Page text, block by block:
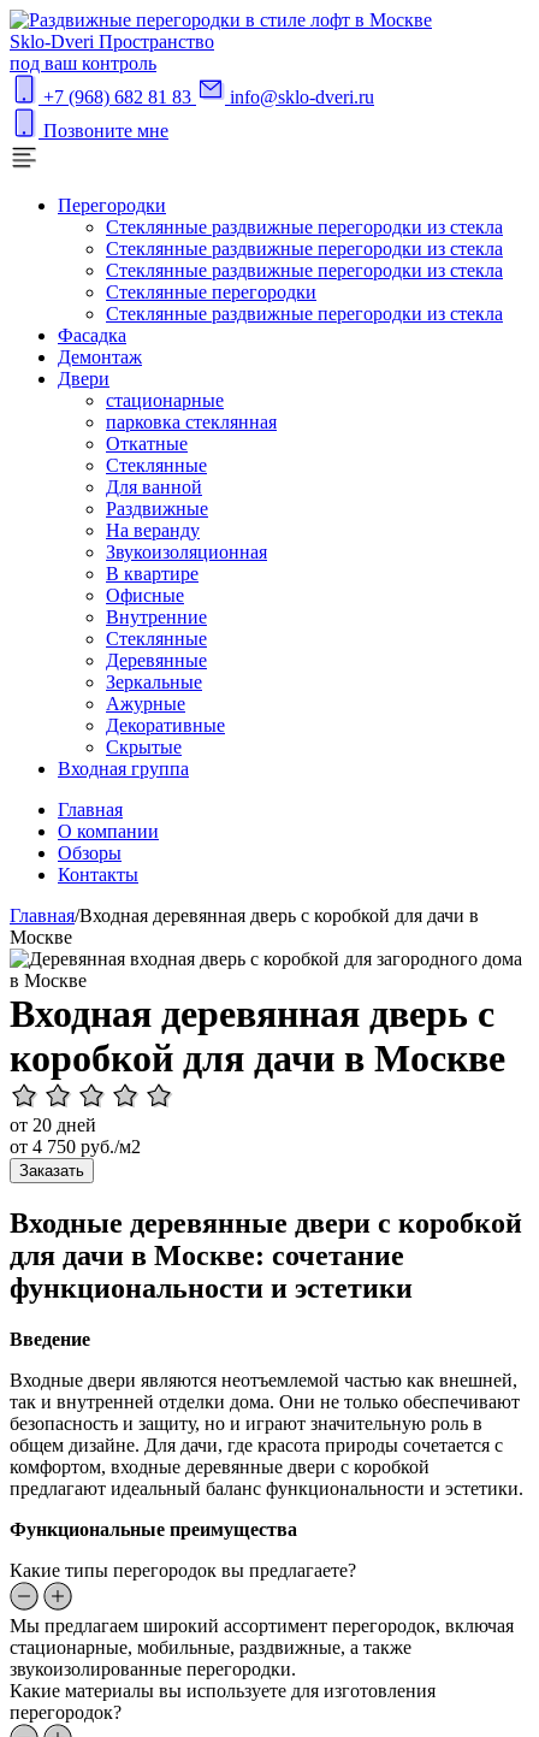
Sklo-Dveri Пространство
под ваш контроль
+7 (968) 682 81 83
info@sklo-dveri.ru
Позвоните мне
Перегородки
Стеклянные раздвижные перегородки из стекла
Стеклянные раздвижные перегородки из стекла
Стеклянные раздвижные перегородки из стекла
Стеклянные перегородки
Стеклянные раздвижные перегородки из стекла
Фасадка
Демонтаж
Двери
стационарные
парковка стеклянная
Откатные
Стеклянные
Для ванной
Раздвижные
На веранду
Звукоизоляционная
В квартире
Офисные
Внутренние
Стеклянные
Деревянные
Зеркальные
Ажурные
Декоративные
Скрытые
Входная группа
Главная
О компании
Обзоры
Контакты
Главная/Входная деревянная дверь с коробкой для дачи в
Москве
Входная деревянная дверь с
коробкой для дачи в Москве
от 20 дней
от 4 750 руб./м2
Заказать
Входные деревянные двери с коробкой
для дачи в Москве: сочетание
функциональности и эстетики
Введение
Входные двери являются неотъемлемой частью как внешней,
так и внутренней отделки дома. Они не только обеспечивают
безопасность и защиту, но и играют значительную роль в
общем дизайне. Для дачи, где красота природы сочетается с
комфортом, входные деревянные двери с коробкой
предлагают идеальный баланс функциональности и эстетики.
Функциональные преимущества
Какие типы перегородок вы предлагаете?
Мы предлагаем широкий ассортимент перегородок, включая
стационарные, мобильные, раздвижные, а также
звукоизолированные перегородки.
Какие материалы вы используете для изготовления
перегородок?